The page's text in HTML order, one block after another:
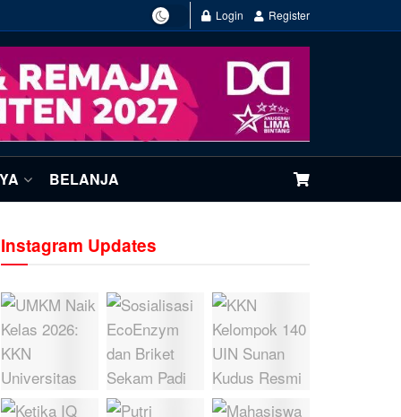
Login Register
BELANJA
Instagram Updates